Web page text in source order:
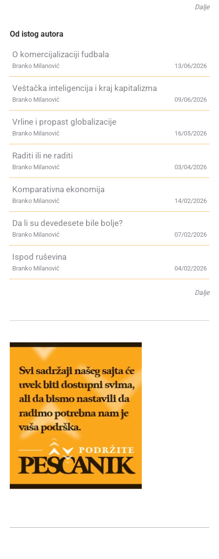
Dalje
Od istog autora
O komercijalizaciji fudbala
13/06/2026
Branko Milanović
Veštačka inteligencija i kraj kapitalizma
09/06/2026
Branko Milanović
Vrline i propast globalizacije
16/05/2026
Branko Milanović
Raditi ili ne raditi
03/04/2026
Branko Milanović
Komparativna ekonomija
14/02/2026
Branko Milanović
Da li su devedesete bile bolje?
07/02/2026
Branko Milanović
Ispod ruševina
04/02/2026
Branko Milanović
Dalje